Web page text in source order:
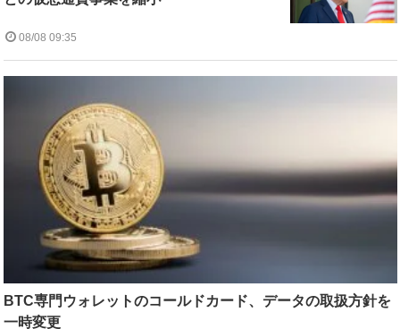
08/08 09:35
BTC専門ウォレットのコールドカード、データの取扱方針を
一時変更